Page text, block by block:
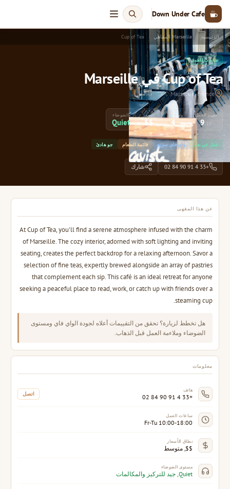
Down Under Cafe
الرئيسية Marseille المقاهي Cup of Tea
مناسب للعمل
Cup of Tea في Marseille
Marseille, France
تقييم العمل
9 /10
واي فاي
4/5
السعر
$$
الضوضاء
Quiet
عمل عن بعد واي فاي سريع قائمة الطعام جو هادئ
+33 4 91 90 84 02 شارك
عن هذا المقهى
At Cup of Tea, you'll find a serene atmosphere infused with the charm
of Marseille. The cozy interior, adorned with soft lighting and inviting
seating, creates the perfect backdrop for a relaxing afternoon. Savor a
selection of fine teas, expertly brewed alongside an array of pastries
that complement each sip. This café is an ideal retreat for anyone
seeking a peaceful place to read, work, or catch up with friends over a
steaming cup.
هل تخطط لزيارة؟ تحقق من التقييمات أعلاه لجودة الواي فاي ومستوى
الضوضاء وملاءمة العمل قبل الذهاب.
معلومات
هاتف
+33 4 91 90 84 02 اتصل
ساعات العمل
Fr-Tu 10:00-18:00
نطاق الأسعار
$$, متوسط
مستوى الضوضاء
Quiet, جيد للتركيز والمكالمات